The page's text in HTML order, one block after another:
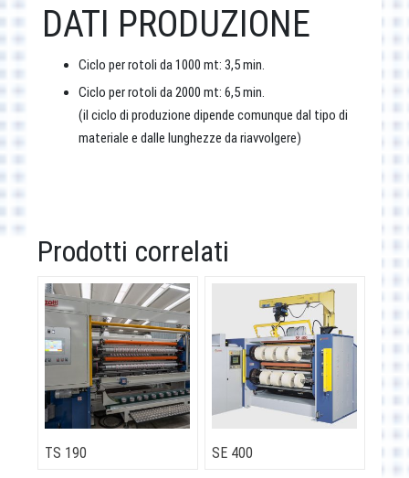
DATI PRODUZIONE
Ciclo per rotoli da 1000 mt: 3,5 min.
Ciclo per rotoli da 2000 mt: 6,5 min.
(il ciclo di produzione dipende comunque dal tipo di
materiale e dalle lunghezze da riavvolgere)
Prodotti correlati
TS 190 SE 400